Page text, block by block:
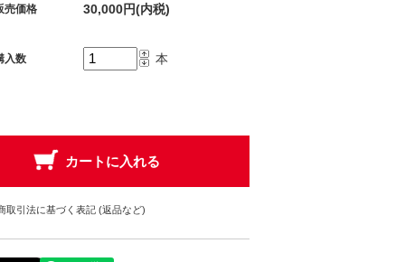
売価格 30,000円(内税)
入数 本
取引法に基づく表記 (返品など)